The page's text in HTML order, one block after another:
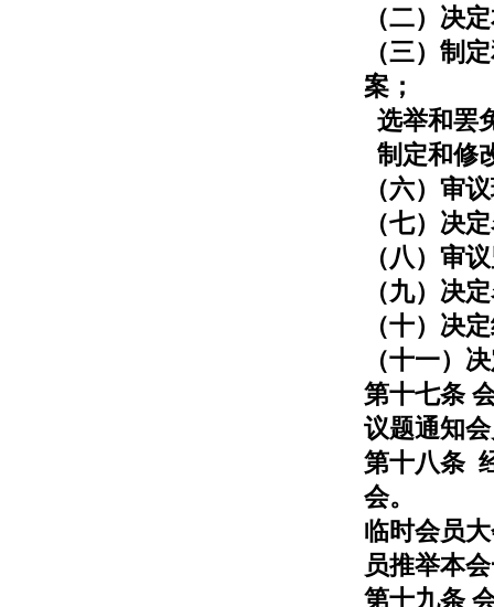
（二）决
（三）制
案；
选举和罢
制定和修
（六）审
（七）决
（八）审
（九）决
（十）决
（十一）
第十七条
议题通知
第十八条
会。
临时会员
员推举本
第十九条